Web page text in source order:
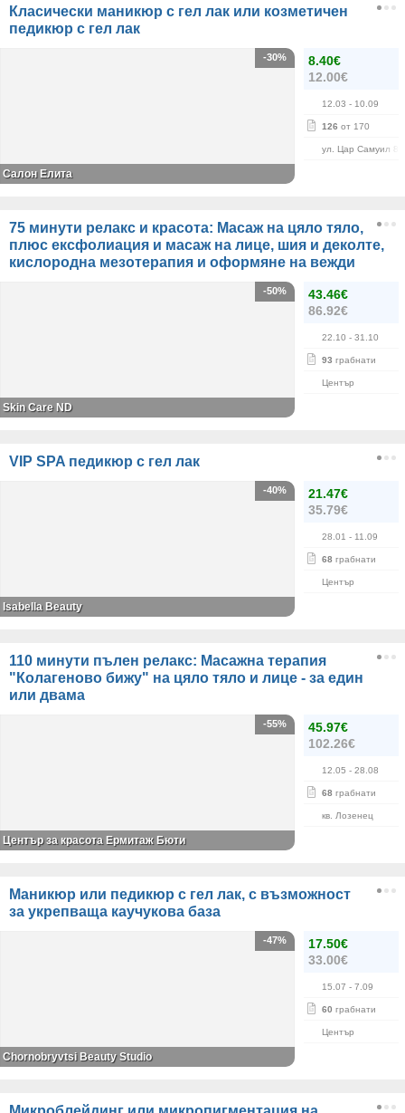
Класически маникюр с гел лак или козметичен
педикюр с гел лак
8.40€
12.00€
12.03 - 10.09
126 от 170
ул. Цар Самуил 84
-30%
Салон Елита
75 минути релакс и красота: Масаж на цяло тяло,
плюс ексфолиация и масаж на лице, шия и деколте,
кислородна мезотерапия и оформяне на вежди
43.46€
86.92€
22.10 - 31.10
93 грабнати
Център
-50%
Skin Care ND
VIP SPA педикюр с гел лак
21.47€
35.79€
28.01 - 11.09
68 грабнати
Център
-40%
Isabella Beauty
110 минути пълен релакс: Масажна терапия
"Колагеново бижу" на цяло тяло и лице - за един
или двама
45.97€
102.26€
12.05 - 28.08
68 грабнати
кв. Лозенец
-55%
Център за красота Ермитаж Бюти
Маникюр или педикюр с гел лак, с възможност
за укрепваща каучукова база
17.50€
33.00€
15.07 - 7.09
60 грабнати
Център
-47%
Chornobryvtsi Beauty Studio